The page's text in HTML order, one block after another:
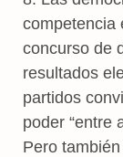
competencia
concurso de
resultados
partidos
poder “entre
Pero